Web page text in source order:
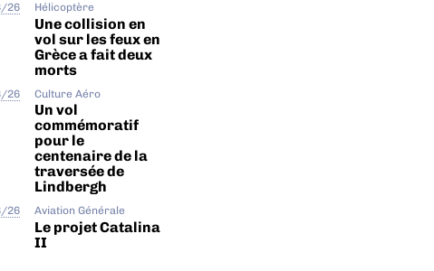
26 Hélicoptère
Une collision en
vol sur les feux en
Grèce a fait deux
morts
26 Culture Aéro
Un vol
commémoratif
pour le
centenaire de la
traversée de
Lindbergh
26 Aviation Générale
Le projet Catalina
II